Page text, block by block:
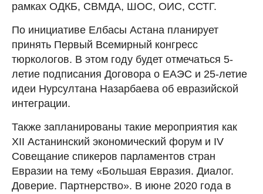
рамках ОДКБ, СВМДА, ШОС, ОИС, ССТГ.
По инициативе Елбасы Астана планирует
принять Первый Всемирный конгресс
тюркологов. В этом году будет отмечаться 5-
летие подписания Договора о ЕАЭС и 25-летие
идеи Нурсултана Назарбаева об евразийской
интеграции.
Также запланированы такие мероприятия как
XII Астанинский экономический форум и IV
Совещание спикеров парламентов стран
Евразии на тему «Большая Евразия. Диалог.
Доверие. Партнерство». В июне 2020 года в